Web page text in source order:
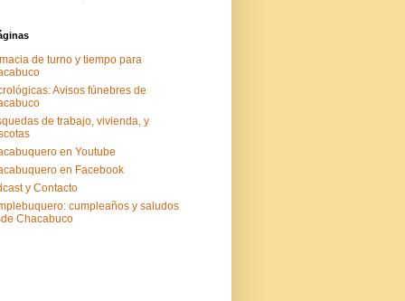
de turno y tiempo para
Avisos fúnebres de
de trabajo, vivienda, y
en Youtube
en Facebook
y Contacto
cumpleaños y saludos
Chacabuco